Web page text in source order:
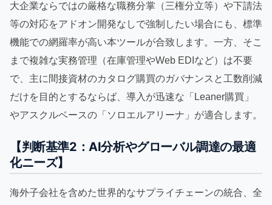
大企業ならではの厳格な職務分掌（三権分立等）や下請法
等の対応をアドオン開発なしで強制したい場合にも、標準
機能での網羅率が高い本ツールが合致します。一方、そこ
まで複雑な実務管理（在庫管理やWeb EDIなど）は不要
で、主に間接資材のカタログ購買のガバナンスと工数削減
だけを目的とするならば、導入が迅速な「Leaner購買」
やアスクルベースの「ソロエルアリーナ」が適合します。
【判断基準2：AI分析やグローバル調達の最適
化ニーズ】
海外子会社を含めた世界的なサプライチェーンの統合、全